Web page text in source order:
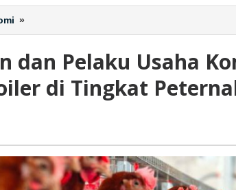
»
dan
Usaha
Dongkrak
Tingkat
Peternak
dan Pelaku Usaha
di Tingkat